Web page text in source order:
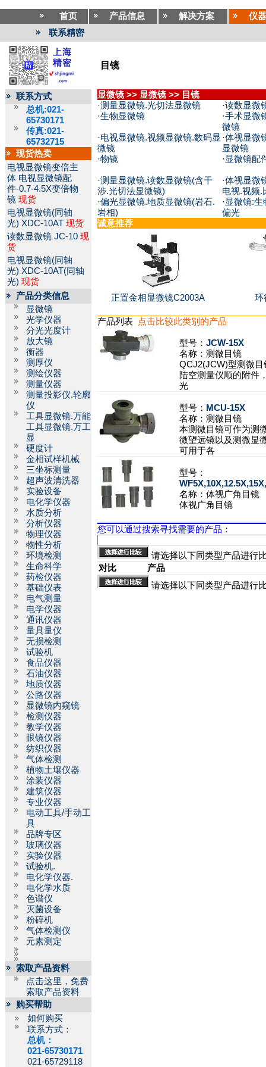
首页 产品信息 解决方案
仪
联系精密
目镜
联系方式
总机:021-
65730171
传真:021-
65732715
现货热卖
电视显微镜变倍主
体 电视显微镜配
件-0.7-4.5X变倍物
镜 现货
电视显微镜(同轴
光) XDC-10AT 现货
读数显微镜 JC-10 现
货
电视显微镜(同轴
光) XDC-10AT(同轴
光) 现货
产品分类信息
显微镜
光学仪器
分光光度计
放大镜
衡器
测厚仪
测绘仪器
测量仪器
测量投影仪.轮廓
仪
工具显微镜.万能
工具显微镜.万工
显
硬度计
金相试样机械
三坐标测量
超声波清洗器
实验设备
电化学仪器
水质分析
分析仪器
物理仪器
物性分析
环境检测
生命科学
药检仪器
基础仪表
电气测量
电学仪器
通讯仪器
量具量仪
无损检测
试验机
食品仪器
石油仪器
地质仪器
公路仪器
显微镜内窥镜
检测仪器
教学仪器
眼镜仪器
纺织仪器
气体检测
植物土壤仪器
涂装仪器
建筑仪器
专业仪器
电动工具/手动工
具
品牌专区
玻璃仪器
实验仪器
试验机.
电化学仪器.
电化学水质
色谱仪
灭菌设备
粉碎机
气体检测仪
元素测定
索取产品资料
点击这里，免费
索取产品资料
购买帮助
如何购买
联系方式：
总机：
021-65730171
021-65729118
显微镜 >> 显微镜 >> 目镜
·测量显微镜.光切法显微镜 ·读数显微
·生物显微镜 ·手术显微
微镜
·电视显微镜.视频显微镜.数码显
微镜
·体视显微
显微镜
·物镜 ·显微镜配
·测量显微镜.读数显微镜(含干
涉.光切法显微镜)
·体视显微
电视.视频.
·偏光显微镜.地质显微镜(岩石.
岩相)
·显微镜:生
偏光
诚意推荐
正置金相显微镜C2003A 环
产品列表 点击比较此类别的产品
型号： JCW-15X
名称： 测微目镜
QCJ2(JCW)型测微
陆空测量仪顺的附件
光
型号： MCU-15X
名称： 测微目镜
本测微目镜可作为测
微望远镜以及测微显
可用于各
型号：
名称： 体视广角目镜
体视广角目镜
您可以通过搜索寻找需要的产品：
请选择以下同类型产品进行
对比
产品
请选择以下同类型产品进行